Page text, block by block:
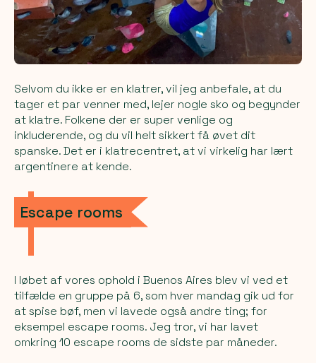
Selvom du ikke er en klatrer, vil jeg anbefale, at du
tager et par venner med, lejer nogle sko og begynder
at klatre. Folkene der er super venlige og
inkluderende, og du vil helt sikkert få øvet dit
spanske. Det er i klatrecentret, at vi virkelig har lært
argentinere at kende.
Escape rooms
I løbet af vores ophold i Buenos Aires blev vi ved et
tilfælde en gruppe på 6, som hver mandag gik ud for
at spise bøf, men vi lavede også andre ting; for
eksempel escape rooms. Jeg tror, vi har lavet
omkring 10 escape rooms de sidste par måneder.